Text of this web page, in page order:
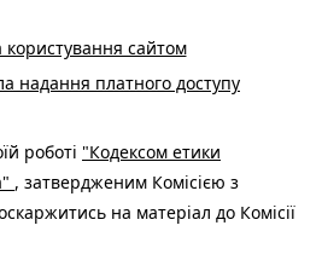
сайтом
надання платного доступу
роботі "Кодексом етики
, затвердженим Комісією з
на матеріал до Комісії